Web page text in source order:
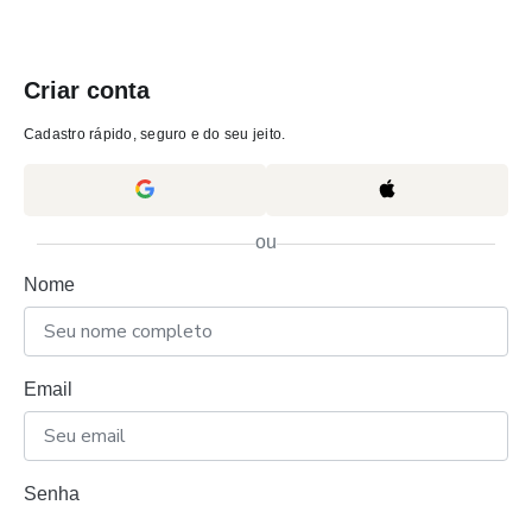
Criar conta
Cadastro rápido, seguro e do seu jeito.
ou
Nome
Email
Senha